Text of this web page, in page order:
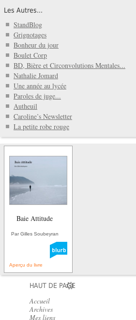
Les Autres...
StandBlog
Grignotages
Bonheur du jour
Boulet Corp
BD, Bière et Circonvolutions Mentales...
Nathalie Jomard
Une année au lycée
Paroles de juge...
Autheuil
Caroline’s Newsletter
La petite robe rouge
Baie Attitude
Par Gilles Soubeyran
Aperçu du livre
HAUT DE PAGE
Accueil
Archives
Mes liens